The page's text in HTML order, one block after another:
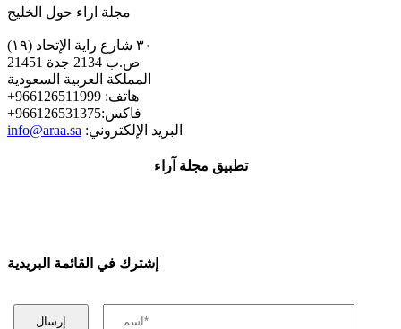
مجلة اراء حول الخليج
٣٠ شارع راية الإتحاد (١٩)
ص.ب 2134 جدة 21451
المملكة العربية السعودية
+هاتف: 966126511999
+فاكس:966126531375
info@araa.sa :البريد الإلكتروني
تطبيق مجلة آراء
إشترك في القائمة البريدية